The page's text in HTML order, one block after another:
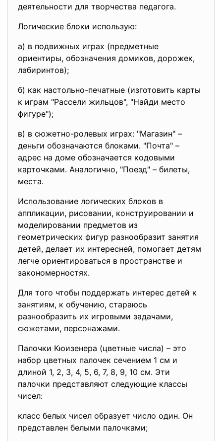
деятельности для творчества педагога.
Логические блоки использую:
а) в подвижных играх (предметные
ориентиры, обозначения домиков, дорожек,
лабиринтов);
б) как настольно-печатные (изготовить карты
к играм "Рассели жильцов", "Найди место
фигуре");
в) в сюжетно-ролевых играх: "Магазин" –
деньги обозначаются блоками. "Почта" –
адрес на доме обозначается кодовыми
карточками. Аналогично, "Поезд" – билеты,
места.
Использование логических блоков в
аппликации, рисовании, конструировании и
моделировании предметов из
геометрических фигур разнообразит занятия
детей, делает их интересней, помогает детям
легче ориентироваться в пространстве и
закономерностях.
Для того чтобы поддержать интерес детей к
занятиям, к обучению, стараюсь
разнообразить их игровыми задачами,
сюжетами, персонажами.
Палочки Кюизенера (цветные числа) – это
набор цветных палочек сечением 1 см и
длиной 1, 2, 3, 4, 5, 6, 7, 8, 9, 10 см. Эти
палочки представляют следующие классы
чисел:
класс белых чисел образует число один. Он
представлен белыми палочками;